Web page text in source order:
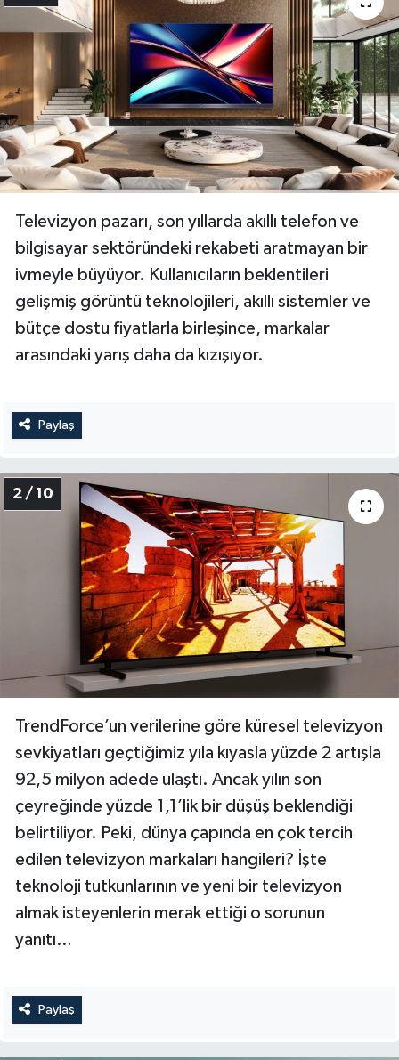
Televizyon pazarı, son yıllarda akıllı telefon ve
bilgisayar sektöründeki rekabeti aratmayan bir
ivmeyle büyüyor. Kullanıcıların beklentileri
gelişmiş görüntü teknolojileri, akıllı sistemler ve
bütçe dostu fiyatlarla birleşince, markalar
arasındaki yarış daha da kızışıyor.
Paylaş
2 / 10
TrendForce’un verilerine göre küresel televizyon
sevkiyatları geçtiğimiz yıla kıyasla yüzde 2 artışla
92,5 milyon adede ulaştı. Ancak yılın son
çeyreğinde yüzde 1,1’lik bir düşüş beklendiği
belirtiliyor. Peki, dünya çapında en çok tercih
edilen televizyon markaları hangileri? İşte
teknoloji tutkunlarının ve yeni bir televizyon
almak isteyenlerin merak ettiği o sorunun
yanıtı…
Paylaş